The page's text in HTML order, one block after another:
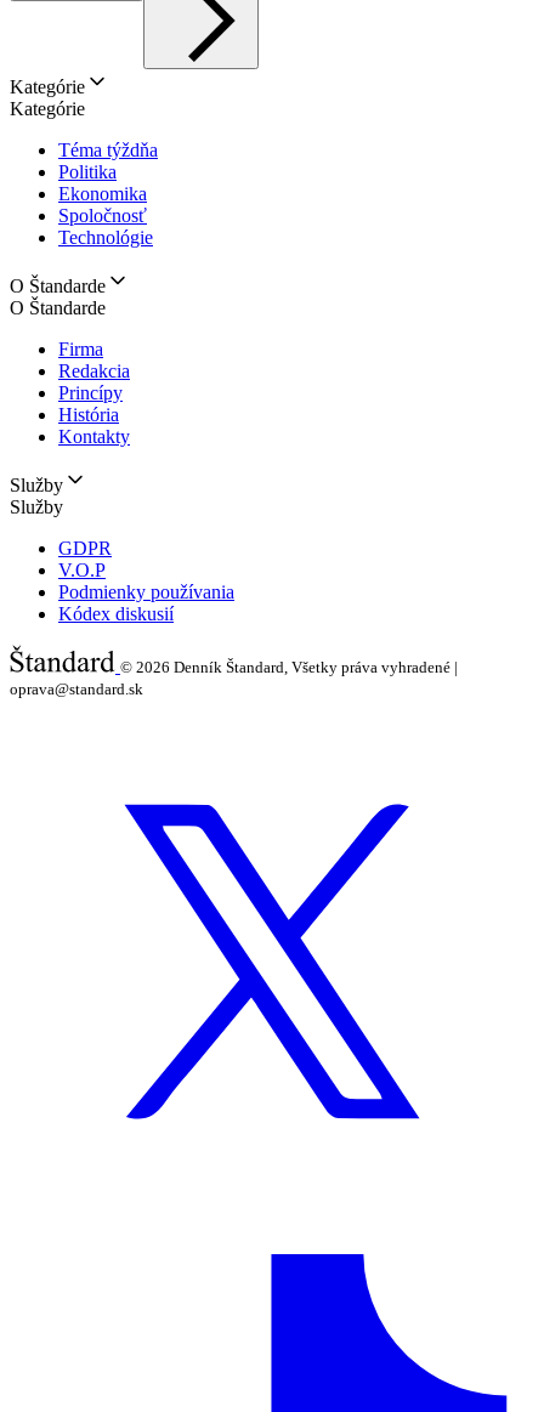
Kategórie
Kategórie
Téma týždňa
Politika
Ekonomika
Spoločnosť
Technológie
O Štandarde
O Štandarde
Firma
Redakcia
Princípy
História
Kontakty
Služby
Služby
GDPR
V.O.P
Podmienky používania
Kódex diskusií
© 2026 Denník Štandard, Všetky práva vyhradené |
oprava@standard.sk